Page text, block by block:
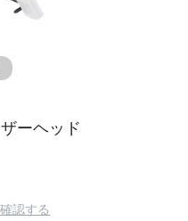
ーヘッド
認する